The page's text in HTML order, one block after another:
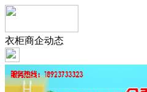
衣柜商企动态